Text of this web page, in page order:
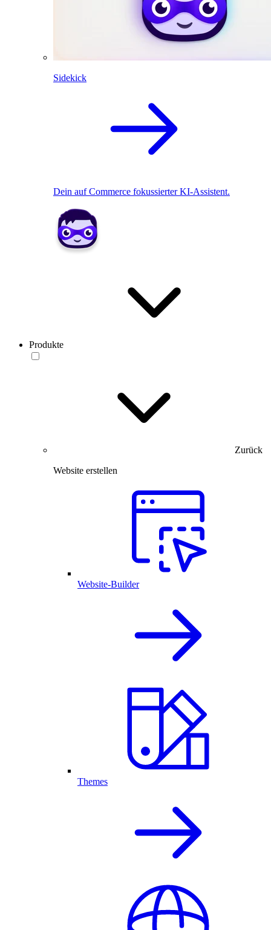
Sidekick
Dein auf Commerce fokussierter KI-Assistent.
Produkte
Zurück
Website erstellen
Website-Builder
Themes